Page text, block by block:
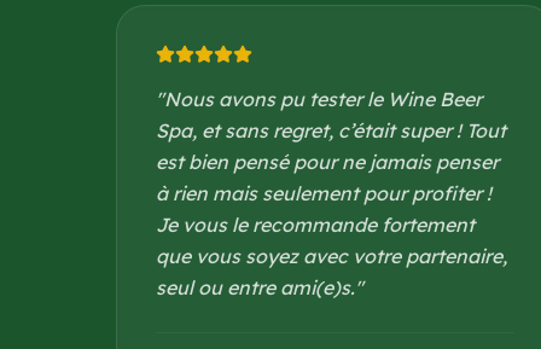
"Nous avons pu tester le Wine Beer
Spa, et sans regret, c’était super ! Tout
est bien pensé pour ne jamais penser
à rien mais seulement pour profiter !
Je vous le recommande fortement
que vous soyez avec votre partenaire,
seul ou entre ami(e)s."